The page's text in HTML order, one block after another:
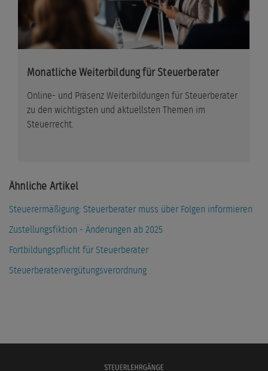
Monatliche Weiterbildung für Steuerberater
Online- und Präsenz Weiterbildungen für Steuerberater
zu den wichtigsten und aktuellsten Themen im
Steuerrecht.
Ähnliche Artikel
Steuerermäßigung: Steuerberater muss über Folgen informieren
Zustellungsfiktion - Änderungen ab 2025
Fortbildungspflicht für Steuerberater
Steuerberatervergütungs­verordnung